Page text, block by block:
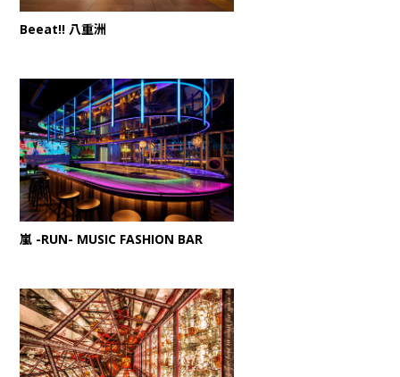
Beeat!! 八重洲
嵐 -RUN- MUSIC FASHION BAR